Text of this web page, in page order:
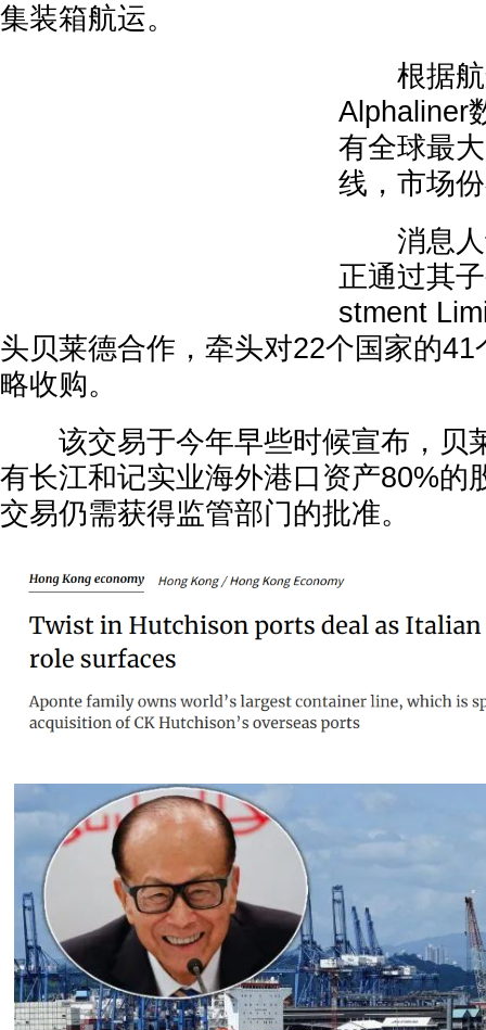
集装箱航运。
根据航
Alphaliner
有全球最
线，市场
消息人
正通过其
stment
头贝莱德合作，牵头对22个国家的
略收购。
该交易于今年早些时候宣布，贝
有长江和记实业海外港口资产80%的
交易仍需获得监管部门的批准。